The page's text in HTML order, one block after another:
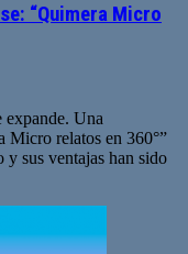
“Quimera Micro
expande. Una
Micro relatos en 360°”
y sus ventajas han sido